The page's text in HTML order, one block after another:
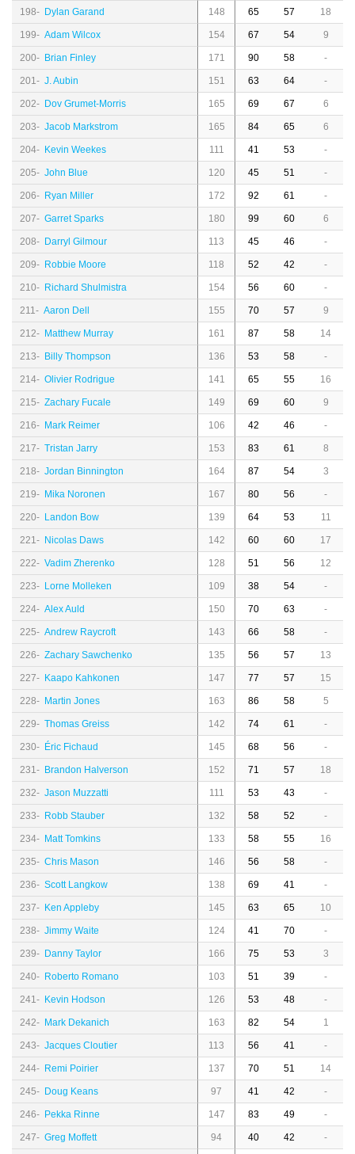
198- Dylan Garand 148 65 57 18
199- Adam Wilcox 154 67 54 9
200- Brian Finley 171 90 58 -
201- J. Aubin 151 63 64 -
202- Dov Grumet-Morris 165 69 67 6
203- Jacob Markstrom 165 84 65 6
204- Kevin Weekes 111 41 53 -
205- John Blue 120 45 51 -
206- Ryan Miller 172 92 61 -
207- Garret Sparks 180 99 60 6
208- Darryl Gilmour 113 45 46 -
209- Robbie Moore 118 52 42 -
210- Richard Shulmistra 154 56 60 -
211- Aaron Dell 155 70 57 9
212- Matthew Murray 161 87 58 14
213- Billy Thompson 136 53 58 -
214- Olivier Rodrigue 141 65 55 16
215- Zachary Fucale 149 69 60 9
216- Mark Reimer 106 42 46 -
217- Tristan Jarry 153 83 61 8
218- Jordan Binnington 164 87 54 3
219- Mika Noronen 167 80 56 -
220- Landon Bow 139 64 53 11
221- Nicolas Daws 142 60 60 17
222- Vadim Zherenko 128 51 56 12
223- Lorne Molleken 109 38 54 -
224- Alex Auld 150 70 63 -
225- Andrew Raycroft 143 66 58 -
226- Zachary Sawchenko 135 56 57 13
227- Kaapo Kahkonen 147 77 57 15
228- Martin Jones 163 86 58 5
229- Thomas Greiss 142 74 61 -
230- Éric Fichaud 145 68 56 -
231- Brandon Halverson 152 71 57 18
232- Jason Muzzatti 111 53 43 -
233- Robb Stauber 132 58 52 -
234- Matt Tomkins 133 58 55 16
235- Chris Mason 146 56 58 -
236- Scott Langkow 138 69 41 -
237- Ken Appleby 145 63 65 10
238- Jimmy Waite 124 41 70 -
239- Danny Taylor 166 75 53 3
240- Roberto Romano 103 51 39 -
241- Kevin Hodson 126 53 48 -
242- Mark Dekanich 163 82 54 1
243- Jacques Cloutier 113 56 41 -
244- Remi Poirier 137 70 51 14
245- Doug Keans 97 41 42 -
246- Pekka Rinne 147 83 49 -
247- Greg Moffett 94 40 42 -